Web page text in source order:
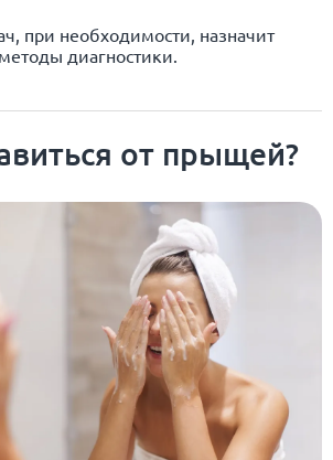
при необходимости, назначит
диагностики.
от прыщей?